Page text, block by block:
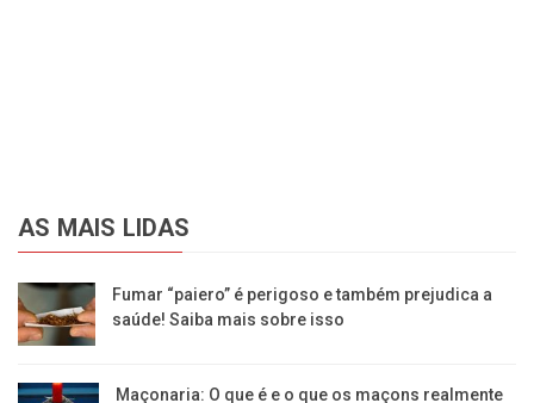
AS MAIS LIDAS
Fumar “paiero” é perigoso e também prejudica a
saúde! Saiba mais sobre isso
Maçonaria: O que é e o que os maçons realmente